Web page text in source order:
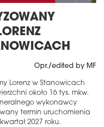
Opr./edited by MF
Lorenz w Stanowicach
około 16 tys. mkw.
wykonawcy
termin uruchomienia
2027 roku.